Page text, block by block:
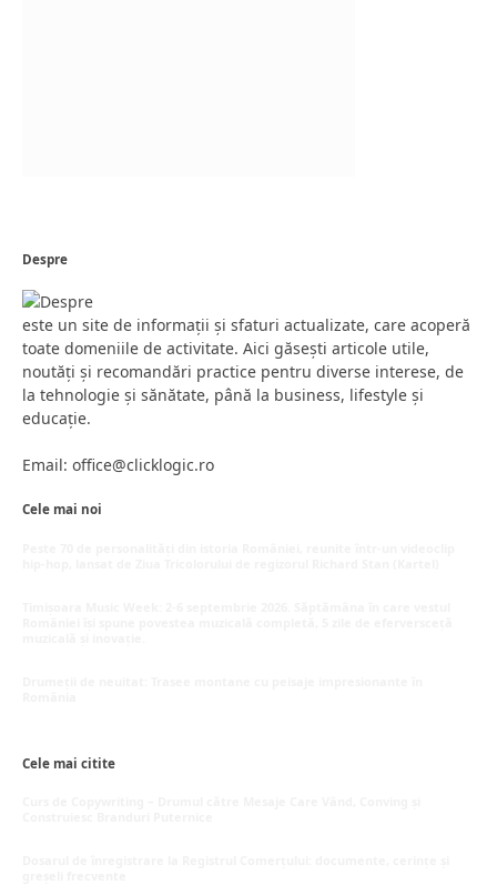
Despre
este un site de informații și sfaturi actualizate, care acoperă
toate domeniile de activitate. Aici găsești articole utile,
noutăți și recomandări practice pentru diverse interese, de
la tehnologie și sănătate, până la business, lifestyle și
educație.
Email: office@clicklogic.ro
Cele mai noi
Cele mai citite